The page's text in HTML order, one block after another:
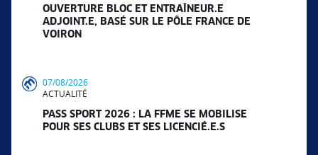
OUVERTURE BLOC ET ENTRAÎNEUR.E
ADJOINT.E, BASÉ SUR LE PÔLE FRANCE DE
VOIRON
07/08/2026
ACTUALITÉ
PASS SPORT 2026 : LA FFME SE MOBILISE
POUR SES CLUBS ET SES LICENCIÉ.E.S